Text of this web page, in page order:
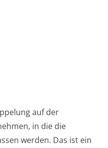
auf der
in die die
werden. Das ist ein